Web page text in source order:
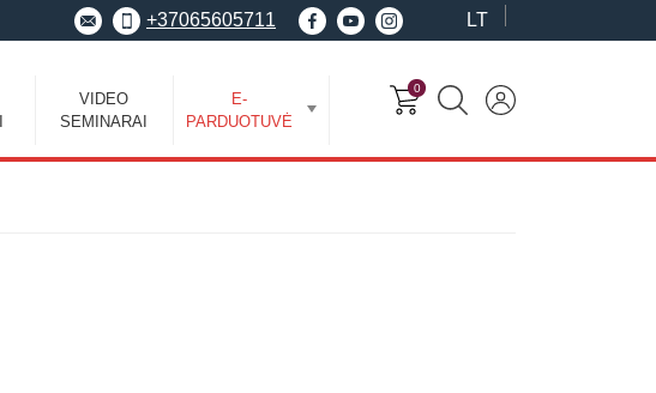
+37065605711 LT
VIDEO
SEMINARAI
E-
PARDUOTUVĖ
0